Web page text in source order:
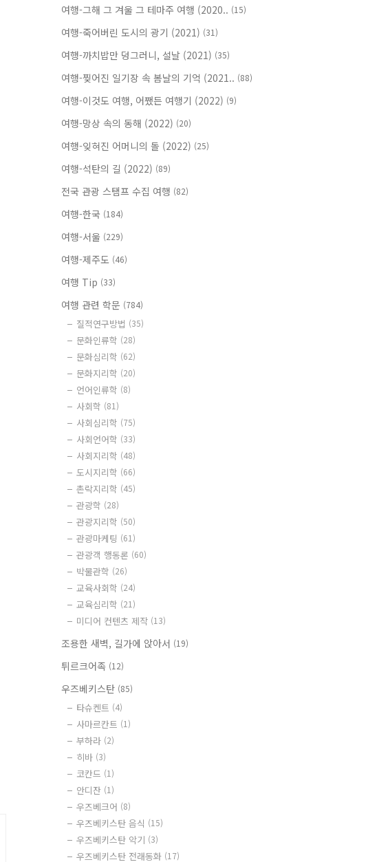
여행-그해 그 겨울 그 테마주 여행 (2020.. (15)
여행-죽어버린 도시의 광기 (2021) (31)
여행-까치밥만 덩그러니, 설날 (2021) (35)
여행-찢어진 일기장 속 봄날의 기억 (2021.. (88)
여행-이것도 여행, 어쨌든 여행기 (2022) (9)
여행-망상 속의 동해 (2022) (20)
여행-잊혀진 어머니의 돌 (2022) (25)
여행-석탄의 길 (2022) (89)
전국 관광 스탬프 수집 여행 (82)
여행-한국 (184)
여행-서울 (229)
여행-제주도 (46)
여행 Tip (33)
여행 관련 학문 (784)
질적연구방법 (35)
문화인류학 (28)
문화심리학 (62)
문화지리학 (20)
언어인류학 (8)
사회학 (81)
사회심리학 (75)
사회언어학 (33)
사회지리학 (48)
도시지리학 (66)
촌락지리학 (45)
관광학 (28)
관광지리학 (50)
관광마케팅 (61)
관광객 행동론 (60)
박물관학 (26)
교육사회학 (24)
교육심리학 (21)
미디어 컨텐츠 제작 (13)
조용한 새벽, 길가에 앉아서 (19)
튀르크어족 (12)
우즈베키스탄 (85)
타슈켄트 (4)
사마르칸트 (1)
부하라 (2)
히바 (3)
코칸드 (1)
안디잔 (1)
우즈베크어 (8)
우즈베키스탄 음식 (15)
우즈베키스탄 악기 (3)
우즈베키스탄 전래동화 (17)